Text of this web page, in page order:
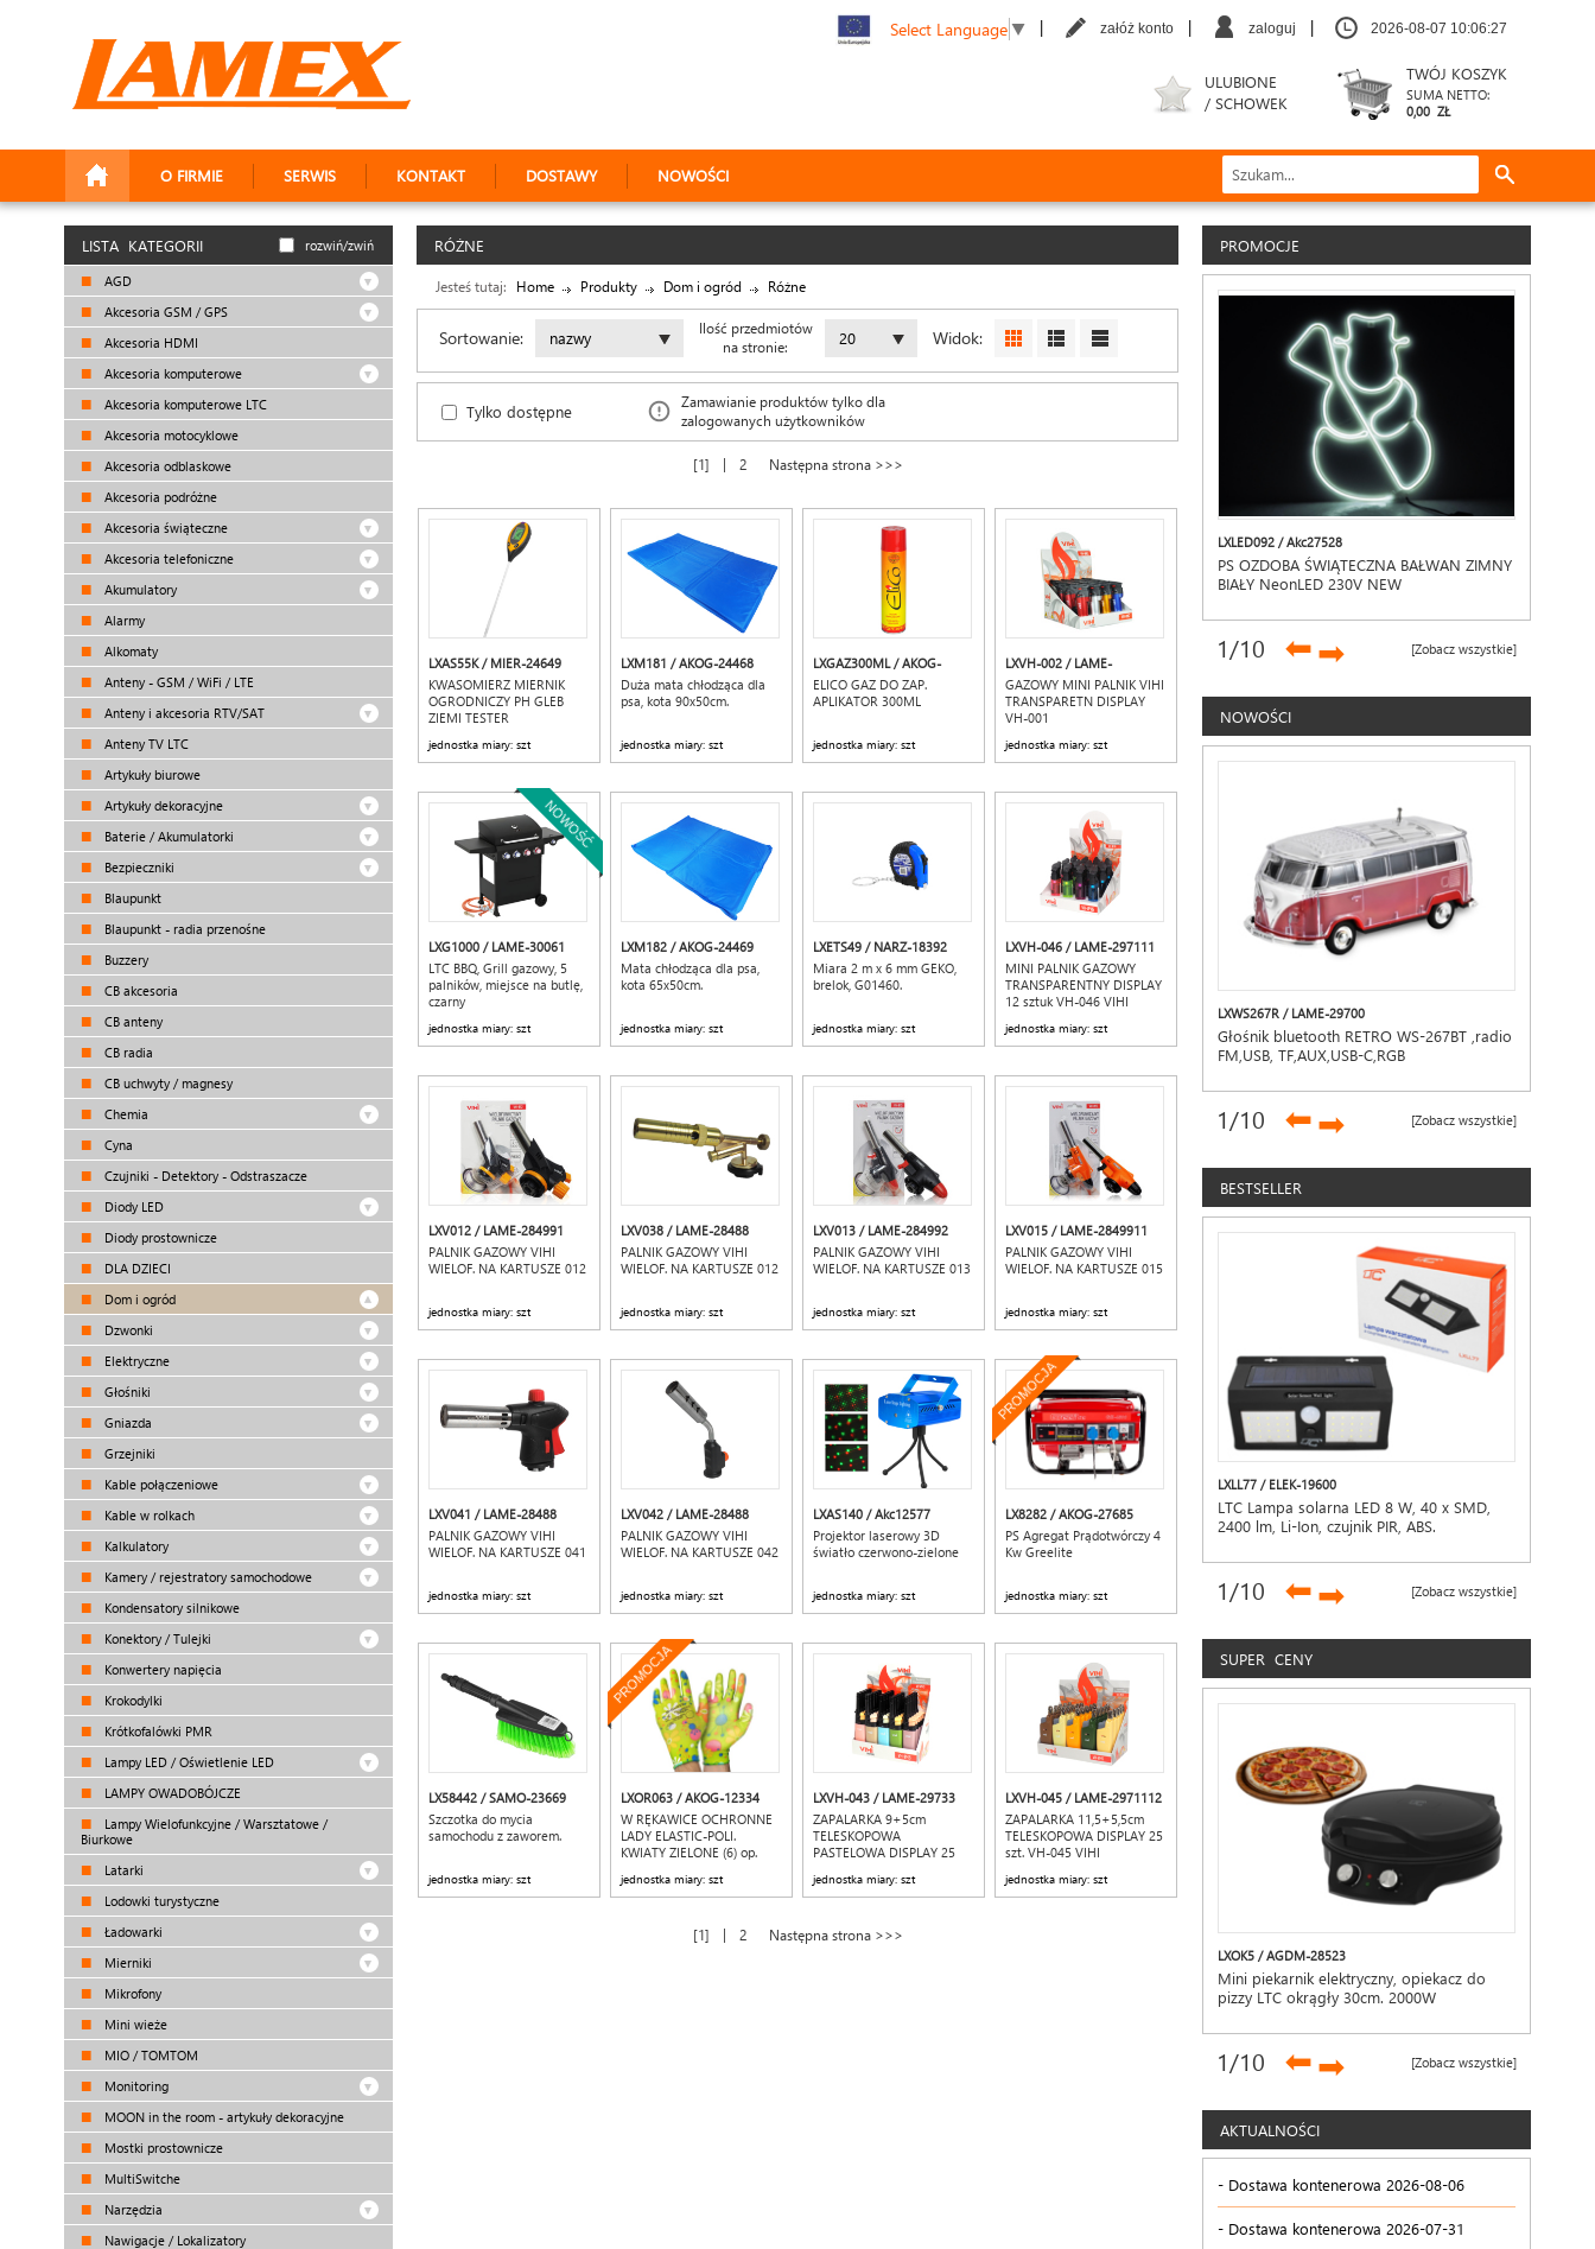
Select Language▼ | załóż konto | zaloguj | 2026-08-07 10:06:28
O FIRMIE SERWIS KONTAKT DOSTAWY NOWOŚCI
TWÓJ KOSZYK
SUMA NETTO:
0,00 ZŁ
ULUBIONE
/ SCHOWEK
PROMOCJE
LXLED092 / Akc27528
PS OZDOBA ŚWIĄTECZNA BAŁWAN ZIMNY
BIAŁY NeonLED 230V NEW
[Zobacz wszystkie]
1/10 ➡➡
NOWOŚCI
LXWS267R / LAME-29700
Głośnik bluetooth RETRO WS-267BT ,radio
FM,USB, TF,AUX,USB-C,RGB
1500mAh,czerwony
[Zobacz wszystkie]
1/10 ➡➡
BESTSELLER
LXLL77 / ELEK-19600
LTC Lampa solarna LED 8 W, 40 x SMD,
2400 lm, Li-Ion, czujnik PIR, ABS.
[Zobacz wszystkie]
1/10 ➡➡
SUPER CENY
LXOK5 / AGDM-28523
Mini piekarnik elektryczny, opiekacz do
pizzy LTC okrągły 30cm. 2000W
[Zobacz wszystkie]
1/10 ➡➡
AKTUALNOŚCI
Dostawa kontenerowa 2026-08-06
Dostawa kontenerowa 2026-07-31
LISTA KATEGORII rozwiń/zwiń
AGD
Akcesoria GSM / GPS
Akcesoria HDMI
Akcesoria komputerowe
Akcesoria komputerowe LTC
Akcesoria motocyklowe
Akcesoria odblaskowe
Akcesoria podróżne
Akcesoria świąteczne
Akcesoria telefoniczne
Akumulatory
Alarmy
Alkomaty
Anteny - GSM / WiFi / LTE
Anteny i akcesoria RTV/SAT
Anteny TV LTC
Artykuły biurowe
Artykuły dekoracyjne
Baterie / Akumulatorki
Bezpieczniki
Blaupunkt
Blaupunkt - radia przenośne
Buzzery
CB akcesoria
CB anteny
CB radia
CB uchwyty / magnesy
Chemia
Cyna
Czujniki - Detektory - Odstraszacze
Diody LED
Diody prostownicze
DLA DZIECI
Dom i ogród
Dzwonki
Elektryczne
Głośniki
Gniazda
Grzejniki
Kable połączeniowe
Kable w rolkach
Kalkulatory
Kamery / rejestratory samochodowe
Kondensatory silnikowe
Konektory / Tulejki
Konwertery napięcia
Krokodylki
Krótkofalówki PMR
Lampy LED / Oświetlenie LED
LAMPY OWADOBÓJCZE
Lampy Wielofunkcyjne / Warsztatowe /
Biurkowe
Latarki
Lodowki turystyczne
Ładowarki
Mierniki
Mikrofony
Mini wieże
MIO / TOMTOM
Monitoring
MOON in the room - artykuły dekoracyjne
Mostki prostownicze
MultiSwitche
Narzędzia
Nawigacje / Lokalizatory
RÓŻNE
Jesteś tutaj: Home Produkty Dom i ogród Różne
Sortowanie: nazwy
Ilość przedmiotów
na stronie:
20 Widok:
Tylko dostępne
Zamawianie produktów tylko dla
zalogowanych użytkowników
1 | 2 Następna strona >>>
LXAS55K / MIER-24649
KWASOMIERZ MIERNIK
OGRODNICZY PH GLEB
ZIEMI TESTER
jednostka miary: szt
LXM181 / AKOG-24468
Duża mata chłodząca dla
psa, kota 90x50cm.
jednostka miary: szt
LXGAZ300ML / AKOG-
21133
ELICO GAZ DO ZAP.
APLIKATOR 300ML
jednostka miary: szt
LXVH-002 / LAME-
29705871
GAZOWY MINI PALNIK VIHI
TRANSPARETN DISPLAY
VH-001
jednostka miary: szt
NOWOŚĆ
LXG1000 / LAME-30061
LTC BBQ, Grill gazowy, 5
palników, miejsce na butlę,
czarny
jednostka miary: szt
LXM182 / AKOG-24469
Mata chłodząca dla psa,
kota 65x50cm.
jednostka miary: szt
LXETS49 / NARZ-18392
Miara 2 m x 6 mm GEKO,
brelok, G01460.
jednostka miary: szt
LXVH-046 / LAME-297111
MINI PALNIK GAZOWY
TRANSPARENTNY DISPLAY
12 sztuk VH-046 VIHI
jednostka miary: szt
LXV012 / LAME-284991
PALNIK GAZOWY VIHI
WIELOF. NA KARTUSZE 012
jednostka miary: szt
LXV038 / LAME-28488
PALNIK GAZOWY VIHI
WIELOF. NA KARTUSZE 012
jednostka miary: szt
LXV013 / LAME-284992
PALNIK GAZOWY VIHI
WIELOF. NA KARTUSZE 013
jednostka miary: szt
LXV015 / LAME-2849911
PALNIK GAZOWY VIHI
WIELOF. NA KARTUSZE 015
jednostka miary: szt
LXV041 / LAME-28488
PALNIK GAZOWY VIHI
WIELOF. NA KARTUSZE 041
jednostka miary: szt
LXV042 / LAME-28488
PALNIK GAZOWY VIHI
WIELOF. NA KARTUSZE 042
jednostka miary: szt
LXAS140 / Akc12577
Projektor laserowy 3D
światło czerwono-zielone
jednostka miary: szt
PROMOCJA
LX8282 / AKOG-27685
PS Agregat Prądotwórczy 4
Kw Greelite
jednostka miary: szt
LX58442 / SAMO-23669
Szczotka do mycia
samochodu z zaworem.
jednostka miary: szt
PROMOCJA
LXOR063 / AKOG-12334
W RĘKAWICE OCHRONNE
LADY ELASTIC-POLI.
KWIATY ZIELONE (6) op.
jednostka miary: szt
LXVH-043 / LAME-29733
ZAPALARKA 9+5cm
TELESKOPOWA
PASTELOWA DISPLAY 25
jednostka miary: szt
LXVH-045 / LAME-2971112
ZAPALARKA 11,5+5,5cm
TELESKOPOWA DISPLAY 25
szt. VH-045 VIHI
jednostka miary: szt
1 | 2 Następna strona >>>